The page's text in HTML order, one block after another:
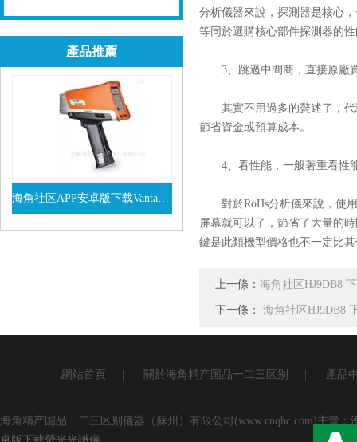
產品推薦
海角社区APP安卓版下载Vanta係列VEL手持式XRF光譜儀
查看詳情
分析儀器來說，探測器是核心
等同於選購核心部件探測器的
3、跳過中間商，直接原廠買
其實不用過多的贅述了，代
節省資金或預算成本。
4、看性能，一般著重看性
對於RoHs分析儀來說，使用
屏幕就可以了，節省了大量的
鍵是此類機型價格也不一定比
上一條： 海角社区HJ9DB8
下一條： 海角社区HJ9DB8
網站首頁 關於海角精产国品一二三区别 產品
海角精产国品一二三区别儀器（蘇州）有限公司(www.cnqhc.com)主營：